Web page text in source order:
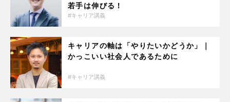
若手は伸びる！
キャリア講義
キャリアの軸は「やりたいかどうか」｜
かっこいい社会人であるために
キャリア講義